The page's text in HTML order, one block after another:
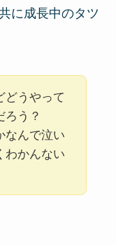
に成長中のタツ
どうやって
ろう？
なんで泣い
わかんない